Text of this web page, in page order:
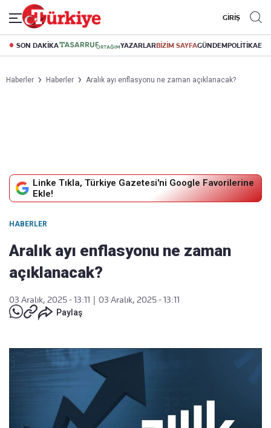
GİRİŞ
SON DAKİKA YAZARLARBİZİM SAYFAGÜNDEMPOLİTİKA
Haberler Haberler Aralık ayı enflasyonu ne zaman açıklanacak?
Linke Tıkla, Türkiye Gazetesi'ni Google Favorilerine
Ekle!
HABERLER
Aralık ayı enflasyonu ne zaman
açıklanacak?
03 Aralık, 2025 - 13:11
03 Aralık, 2025 - 13:11
Paylaş